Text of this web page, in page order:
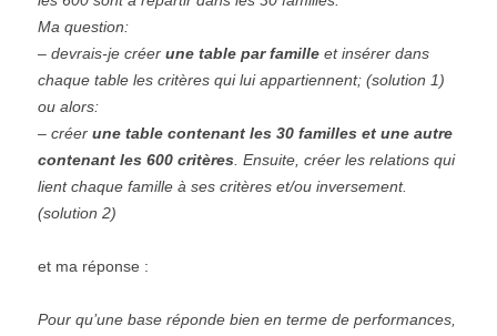
Ma question:
– devrais-je créer une table par famille et insérer dans
chaque table les critères qui lui appartiennent; (solution 1)
ou alors:
– créer une table contenant les 30 familles et une autre
contenant les 600 critères . Ensuite, créer les relations qui
lient chaque famille à ses critères et/ou inversement.
(solution 2)
et ma réponse :
Pour qu’une base réponde bien en terme de performances,